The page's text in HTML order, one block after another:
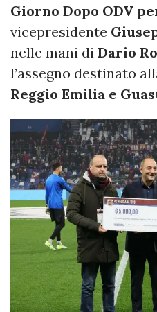
Giorno Dopo ODV
vicepresidente
nelle mani di Dario
l’assegno destinato
Reggio Emilia e